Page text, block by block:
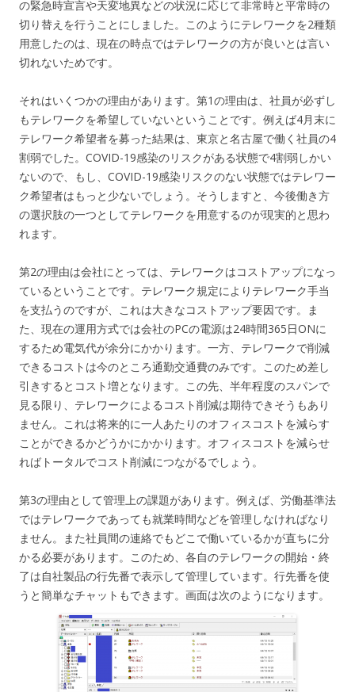
の緊急時宣言や天変地異などの状況に応じて非常時と平常時の
切り替えを行うことにしました。このようにテレワークを2種類
用意したのは、現在の時点ではテレワークの方が良いとは言い
切れないためです。
それはいくつかの理由があります。第1の理由は、社員が必ずし
もテレワークを希望していないということです。例えば4月末に
テレワーク希望者を募った結果は、東京と名古屋で働く社員の4
割弱でした。COVID-19感染のリスクがある状態で4割弱しかい
ないので、もし、COVID-19感染リスクのない状態ではテレワー
ク希望者はもっと少ないでしょう。そうしますと、今後働き方
の選択肢の一つとしてテレワークを用意するのが現実的と思わ
れます。
第2の理由は会社にとっては、テレワークはコストアップになっ
ているということです。テレワーク規定によりテレワーク手当
を支払うのですが、これは大きなコストアップ要因です。ま
た、現在の運用方式では会社のPCの電源は24時間365日ONに
するため電気代が余分にかかります。一方、テレワークで削減
できるコストは今のところ通勤交通費のみです。このため差し
引きするとコスト増となります。この先、半年程度のスパンで
見る限り、テレワークによるコスト削減は期待できそうもあり
ません。これは将来的に一人あたりのオフィスコストを減らす
ことができるかどうかにかかります。オフィスコストを減らせ
ればトータルでコスト削減につながるでしょう。
第3の理由として管理上の課題があります。例えば、労働基準法
ではテレワークであっても就業時間などを管理しなければなり
ません。また社員間の連絡でもどこで働いているかが直ちに分
かる必要があります。このため、各自のテレワークの開始・終
了は自社製品の行先番で表示して管理しています。行先番を使
うと簡単なチャットもできます。画面は次のようになります。